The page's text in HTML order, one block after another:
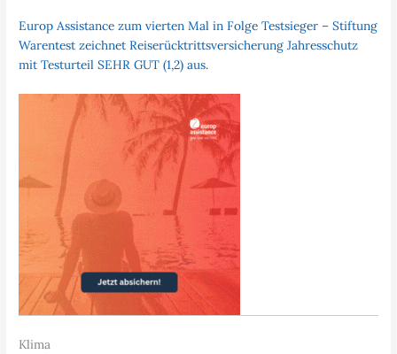
Europ Assistance zum vierten Mal in Folge Testsieger – Stiftung
Warentest zeichnet Reiserücktrittsversicherung Jahresschutz
mit Testurteil SEHR GUT (1,2) aus.
Klima